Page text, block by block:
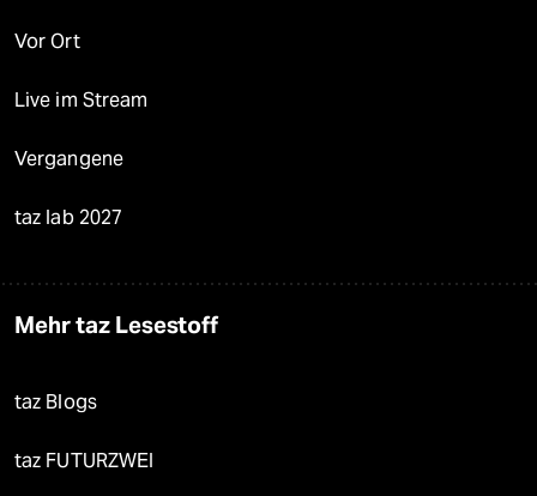
Vor Ort
Live im Stream
Vergangene
taz lab 2027
Mehr taz Lesestoff
taz Blogs
taz FUTURZWEI